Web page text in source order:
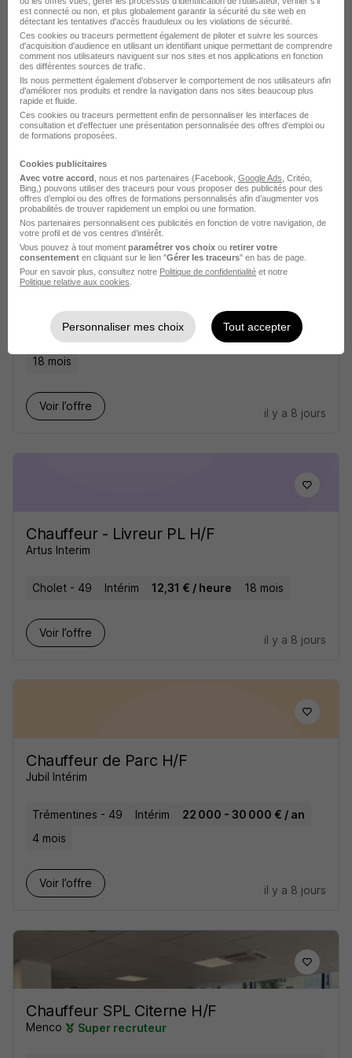
Conducteur PL - SPL H/F
Morgan Services
Cholet - 49 Intérim 12,31 - 13 € / heure 18 mois
Voir l’offre
Chauffeur Routier Zone Longue -
Zone Courte Grue Confirmé H/F
Mortagne-sur-Sèvre - 85 Intérim
12,31 € / heure
18 mois
Voir l’offre
il y a 8 jours
Chauffeur - Livreur PL H/F
Artus Interim
Cholet - 49 Intérim 12,31 € / heure 18 mois
Voir l’offre
il y a 8 jours
Chauffeur de Parc H/F
Jubil Intérim
Trémentines - 49 Intérim
22 000 - 30 000 € / an
4 mois
Voir l’offre
il y a 8 jours
Chauffeur SPL Citerne H/F
Menco Super recruteur
est connecté ou non, et plus globalement garantir la sécurité du site web en
détectant les tentatives d'accès frauduleux ou les violations de sécurité.
Ces cookies ou traceurs permettent également de piloter et suivre les sources
d'acquisition d'audience en utilisant un identifiant unique permettant de comprendre
comment nos utilisateurs naviguent sur nos sites et nos applications en fonction
des différentes sources de trafic.
Ils nous permettent également d’observer le comportement de nos utilisateurs afin
d'améliorer nos produits et rendre la navigation dans nos sites beaucoup plus
rapide et fluide.
Ces cookies ou traceurs permettent enfin de personnaliser les interfaces de
consultation et d'effectuer une présentation personnalisée des offres d'emploi ou
de formations proposées.
Cookies publicitaires
Avec votre accord , nous et nos partenaires (Facebook, Google Ads , Critéo,
Bing,) pouvons utiliser des traceurs pour vous proposer des publicités pour des
offres d’emploi ou des offres de formations personnalisés afin d’augmenter vos
probabilités de trouver rapidement un emploi ou une formation.
Nos partenaires personnalisent ces publicités en fonction de votre navigation, de
votre profil et de vos centres d’intérêt.
Vous pouvez à tout moment paramétrer vos choix ou retirer votre
consentement en cliquant sur le lien "Gérer les traceurs" en bas de page.
Pour en savoir plus, consultez notre Politique de confidentialité et notre
Politique relative aux cookies
Personnaliser mes choix Tout accepter